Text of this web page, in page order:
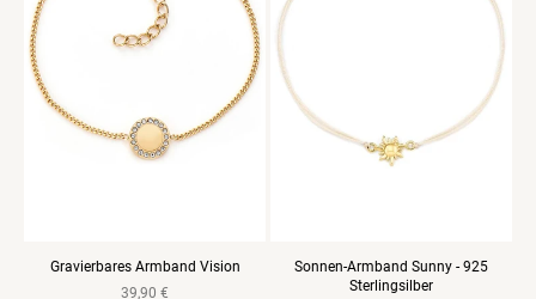
Gravierbares Armband Vision
Normaler
39,90 €
Sonnen-Armband Sunny - 925
Sterlingsilber